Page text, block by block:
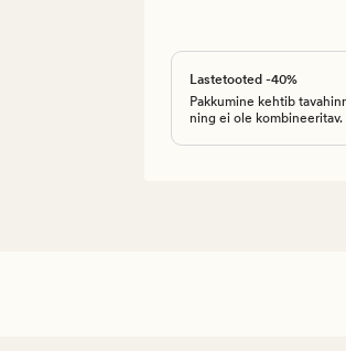
Lastetooted -40%
Pakkumine kehtib
ning ei ole kombineeritav.